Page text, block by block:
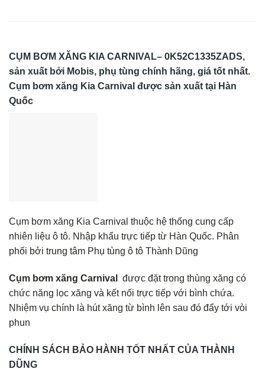
CỤM BƠM XĂNG KIA CARNIVAL– 0K52C1335ZADS,
sản xuất bởi Mobis, phụ tùng chính hãng, giá tốt nhất.
Cụm bơm xăng Kia Carnival được sản xuất tại Hàn
Quốc
Cụm bơm xăng Kia Carnival thuộc hệ thống cung cấp
nhiên liệu ô tô. Nhập khẩu trực tiếp từ Hàn Quốc. Phân
phối bởi trung tâm Phụ tùng ô tô Thành Dũng
Cụm bơm xăng Carnival
được đặt trong thùng xăng có
chức năng lọc xăng và kết nối trực tiếp với bình chứa.
Nhiệm vụ chính là hút xăng từ bình lên sau đó đẩy tới vòi
phun
CHÍNH SÁCH BẢO HÀNH TỐT NHẤT CỦA THÀNH
DŨNG